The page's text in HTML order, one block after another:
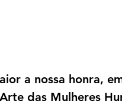
a nossa honra,
das Mulheres